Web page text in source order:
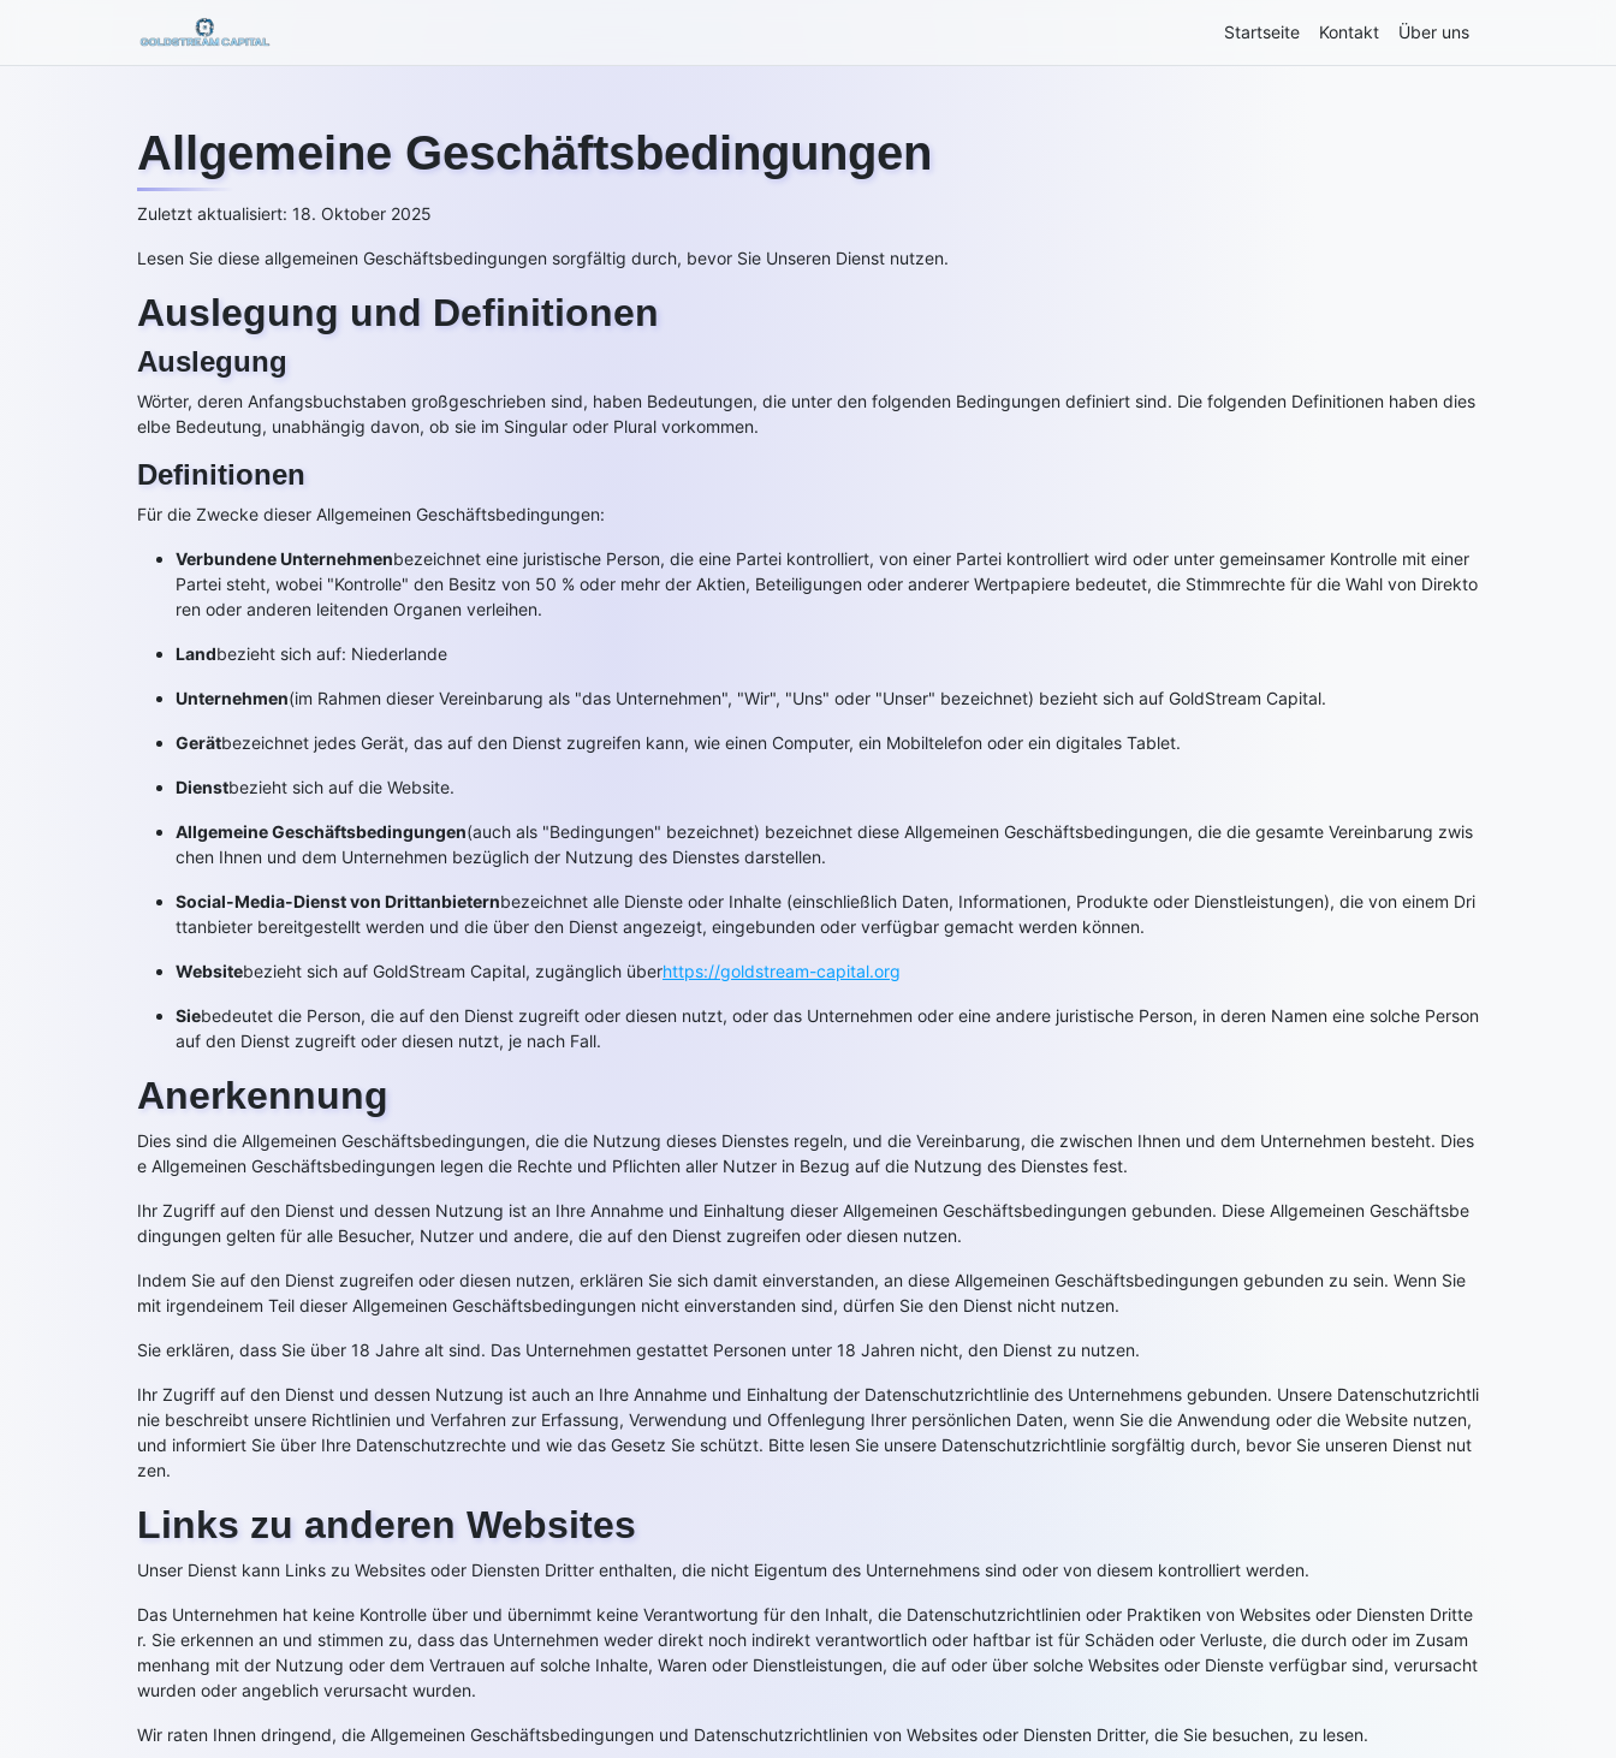
Startseite Kontakt Über uns
Allgemeine Geschäftsbedingungen
Zuletzt aktualisiert: 18. Oktober 2025
Lesen Sie diese allgemeinen Geschäftsbedingungen sorgfältig durch, bevor Sie Unseren Dienst nutzen.
Auslegung und Definitionen
Auslegung
Wörter, deren Anfangsbuchstaben großgeschrieben sind, haben Bedeutungen, die unter den folgenden Bedingungen definiert sind. Die folgenden Definitionen haben dies
elbe Bedeutung, unabhängig davon, ob sie im Singular oder Plural vorkommen.
Definitionen
Für die Zwecke dieser Allgemeinen Geschäftsbedingungen:
Verbundene Unternehmenbezeichnet eine juristische Person, die eine Partei kontrolliert, von einer Partei kontrolliert wird oder unter gemeinsamer Kontrolle mit einer
Partei steht, wobei "Kontrolle" den Besitz von 50 % oder mehr der Aktien, Beteiligungen oder anderer Wertpapiere bedeutet, die Stimmrechte für die Wahl von Direkto
ren oder anderen leitenden Organen verleihen.
Landbezieht sich auf: Niederlande
Unternehmen(im Rahmen dieser Vereinbarung als "das Unternehmen", "Wir", "Uns" oder "Unser" bezeichnet) bezieht sich auf GoldStream Capital.
Gerätbezeichnet jedes Gerät, das auf den Dienst zugreifen kann, wie einen Computer, ein Mobiltelefon oder ein digitales Tablet.
Dienstbezieht sich auf die Website.
Allgemeine Geschäftsbedingungen(auch als "Bedingungen" bezeichnet) bezeichnet diese Allgemeinen Geschäftsbedingungen, die die gesamte Vereinbarung zwis
chen Ihnen und dem Unternehmen bezüglich der Nutzung des Dienstes darstellen.
Social-Media-Dienst von Drittanbieternbezeichnet alle Dienste oder Inhalte (einschließlich Daten, Informationen, Produkte oder Dienstleistungen), die von einem Dri
ttanbieter bereitgestellt werden und die über den Dienst angezeigt, eingebunden oder verfügbar gemacht werden können.
Websitebezieht sich auf GoldStream Capital, zugänglich überhttps://goldstream-capital.org
Siebedeutet die Person, die auf den Dienst zugreift oder diesen nutzt, oder das Unternehmen oder eine andere juristische Person, in deren Namen eine solche Person
auf den Dienst zugreift oder diesen nutzt, je nach Fall.
Anerkennung
Dies sind die Allgemeinen Geschäftsbedingungen, die die Nutzung dieses Dienstes regeln, und die Vereinbarung, die zwischen Ihnen und dem Unternehmen besteht. Dies
e Allgemeinen Geschäftsbedingungen legen die Rechte und Pflichten aller Nutzer in Bezug auf die Nutzung des Dienstes fest.
Ihr Zugriff auf den Dienst und dessen Nutzung ist an Ihre Annahme und Einhaltung dieser Allgemeinen Geschäftsbedingungen gebunden. Diese Allgemeinen Geschäftsbe
dingungen gelten für alle Besucher, Nutzer und andere, die auf den Dienst zugreifen oder diesen nutzen.
Indem Sie auf den Dienst zugreifen oder diesen nutzen, erklären Sie sich damit einverstanden, an diese Allgemeinen Geschäftsbedingungen gebunden zu sein. Wenn Sie
mit irgendeinem Teil dieser Allgemeinen Geschäftsbedingungen nicht einverstanden sind, dürfen Sie den Dienst nicht nutzen.
Sie erklären, dass Sie über 18 Jahre alt sind. Das Unternehmen gestattet Personen unter 18 Jahren nicht, den Dienst zu nutzen.
Ihr Zugriff auf den Dienst und dessen Nutzung ist auch an Ihre Annahme und Einhaltung der Datenschutzrichtlinie des Unternehmens gebunden. Unsere Datenschutzrichtli
nie beschreibt unsere Richtlinien und Verfahren zur Erfassung, Verwendung und Offenlegung Ihrer persönlichen Daten, wenn Sie die Anwendung oder die Website nutzen,
und informiert Sie über Ihre Datenschutzrechte und wie das Gesetz Sie schützt. Bitte lesen Sie unsere Datenschutzrichtlinie sorgfältig durch, bevor Sie unseren Dienst nut
zen.
Links zu anderen Websites
Unser Dienst kann Links zu Websites oder Diensten Dritter enthalten, die nicht Eigentum des Unternehmens sind oder von diesem kontrolliert werden.
Das Unternehmen hat keine Kontrolle über und übernimmt keine Verantwortung für den Inhalt, die Datenschutzrichtlinien oder Praktiken von Websites oder Diensten Dritte
r. Sie erkennen an und stimmen zu, dass das Unternehmen weder direkt noch indirekt verantwortlich oder haftbar ist für Schäden oder Verluste, die durch oder im Zusam
menhang mit der Nutzung oder dem Vertrauen auf solche Inhalte, Waren oder Dienstleistungen, die auf oder über solche Websites oder Dienste verfügbar sind, verursacht
wurden oder angeblich verursacht wurden.
Wir raten Ihnen dringend, die Allgemeinen Geschäftsbedingungen und Datenschutzrichtlinien von Websites oder Diensten Dritter, die Sie besuchen, zu lesen.